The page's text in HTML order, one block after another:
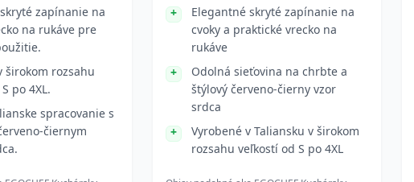
zapínanie na
na rukáve pre
širokom rozsahu
po 4XL.
spracovanie s
čiernym
Elegantné skryté zapínanie na
cvoky a praktické vrecko na
rukáve
Odolná sieťovina na chrbte a
štýlový červeno-čierny vzor
srdca
Vyrobené v Taliansku v širokom
rozsahu veľkostí od S po 4XL